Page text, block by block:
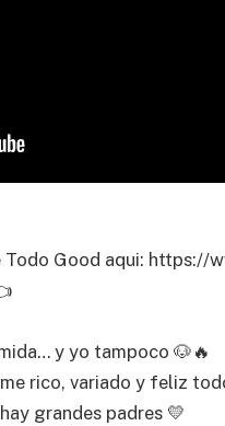
Todo Good aqui: https://
y yo tampoco 🐶🔥
rico, variado y feliz
grandes padres 💛